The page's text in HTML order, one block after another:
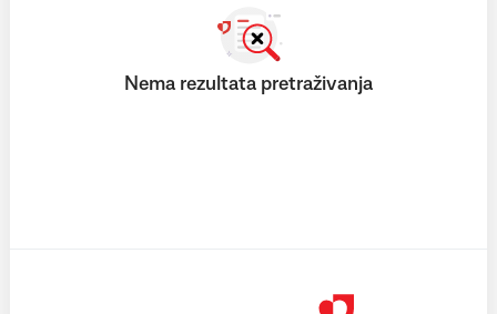
Nema rezultata pretraživanja